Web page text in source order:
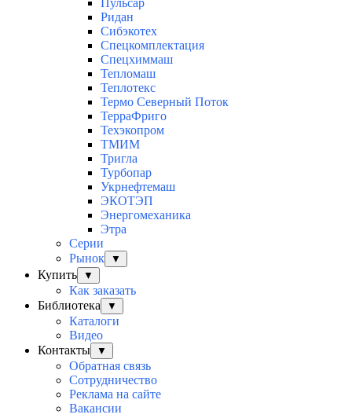
Ридан
Сибэкотех
Спецкомплектация
Спецхиммаш
Тепломаш
Теплотекс
Термо Северный Поток
ТерраФриго
Техэкопром
ТМИМ
Тригла
Турбопар
Укрнефтемаш
ЭКОТЭП
Энергомеханика
Этра
Серии
Рынок
▼
Купить ▼
Как заказать
Библиотека
▼
Каталоги
Видео
Контакты
▼
Обратная связь
Сотрудничество
Реклама на сайте
Вакансии